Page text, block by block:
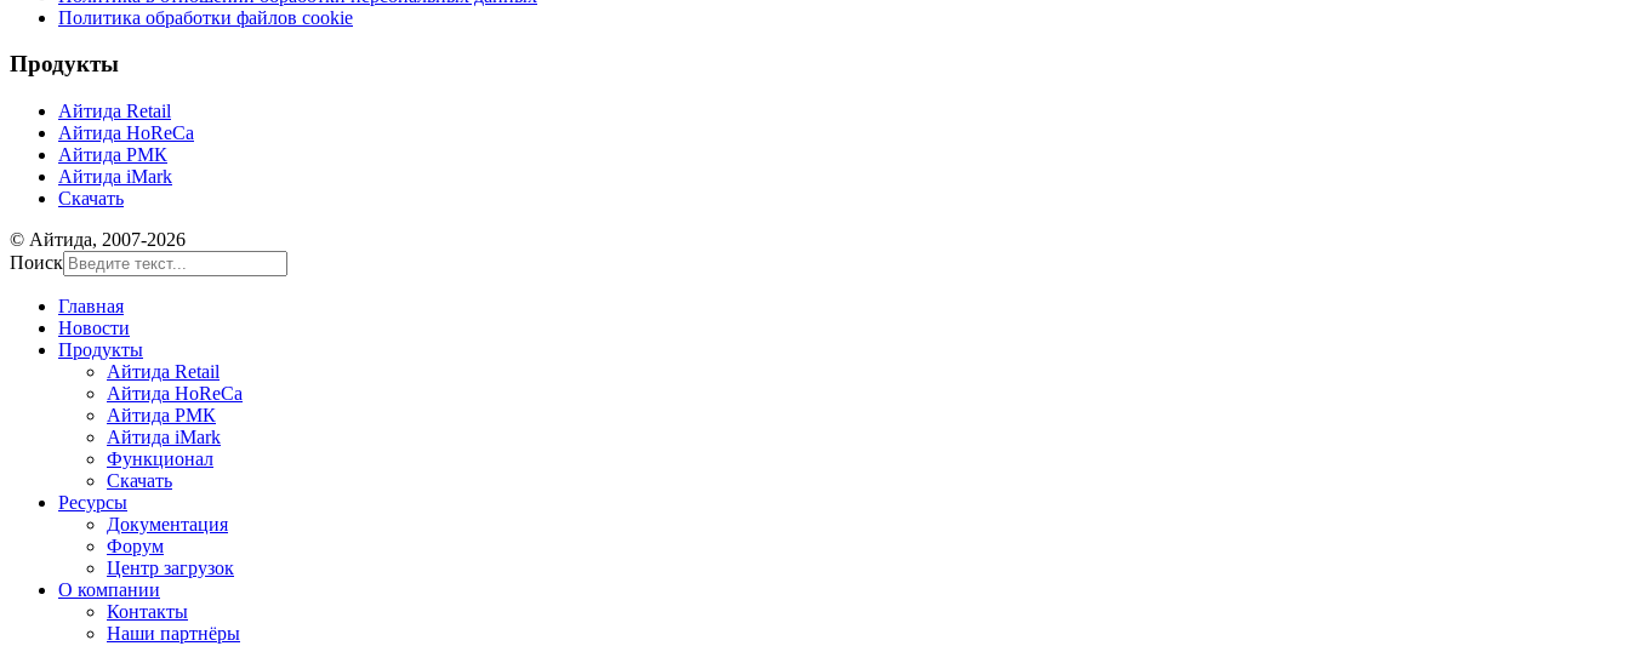
Политика обработки файлов cookie
Продукты
Айтида Retail
Айтида HoReCa
Айтида РМК
Айтида iMark
Скачать
© Айтида, 2007-2026
Поиск
Главная
Новости
Продукты
Айтида Retail
Айтида HoReCa
Айтида РМК
Айтида iMark
Функционал
Скачать
Ресурсы
Документация
Форум
Центр загрузок
О компании
Контакты
Наши партнёры